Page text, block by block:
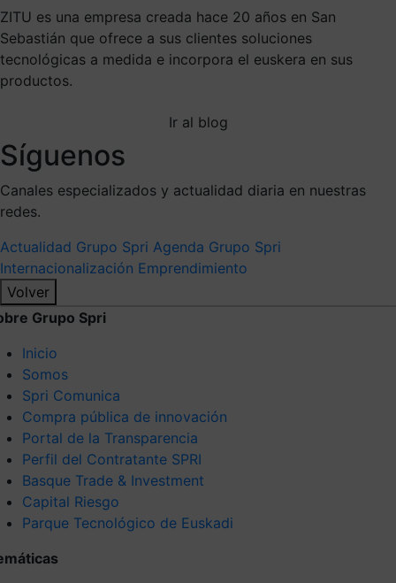
ZITU es una empresa creada hace 20 años en San
Sebastián que ofrece a sus clientes soluciones
tecnológicas a medida e incorpora el euskera en sus
productos.
Ir al blog
Síguenos
Canales especializados y actualidad diaria en nuestras
redes.
Actualidad Grupo Spri Agenda Grupo Spri
Internacionalización Emprendimiento
Volver
Grupo Spri
Inicio
Somos
Spri Comunica
Compra pública de innovación
Portal de la Transparencia
Perfil del Contratante SPRI
Basque Trade & Investment
Capital Riesgo
Parque Tecnológico de Euskadi